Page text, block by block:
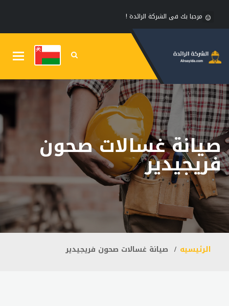
مرحبا بك فى الشركة الرائدة !
صيانة غسالات صحون
فريجيدير
الرئيسيه صيانة غسالات صحون فريجيدير